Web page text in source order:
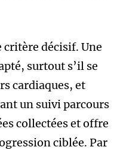
critère décisif. Une
surtout s’il se
cardiaques, et
un suivi parcours
collectées et offre
ciblée. Par